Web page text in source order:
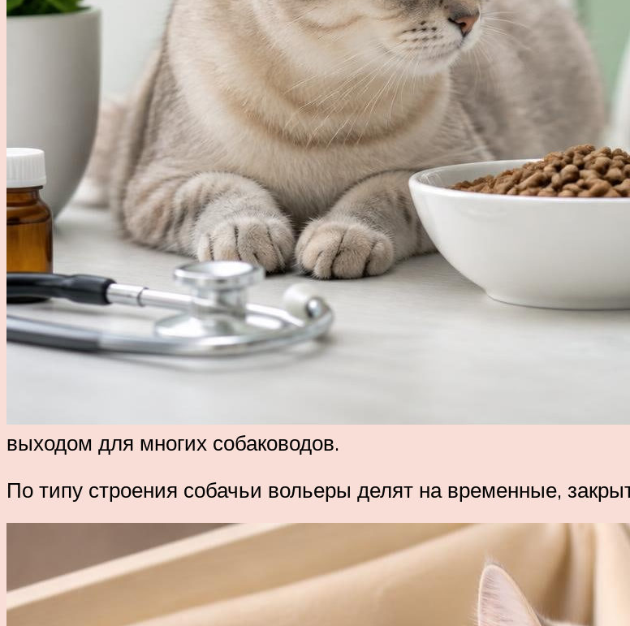
выходом для многих собаководов.
По типу строения собачьи вольеры делят на временные,